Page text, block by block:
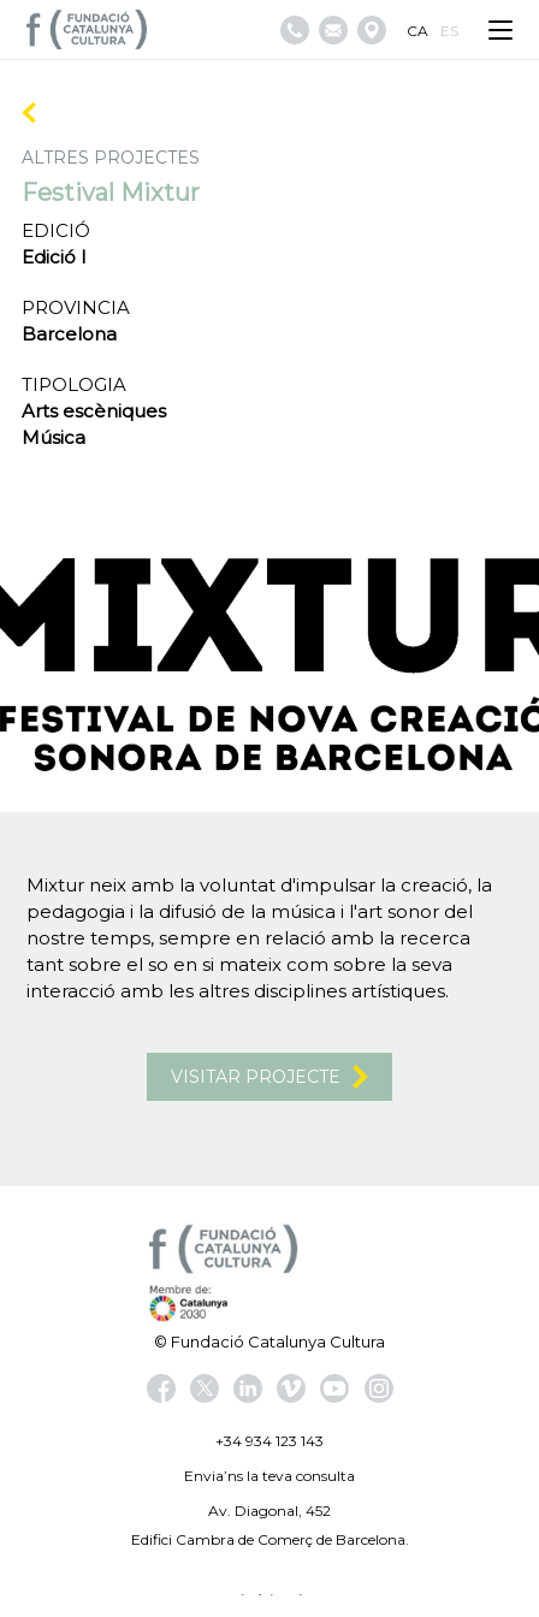
CA ES
ALTRES PROJECTES
Festival Mixtur
EDICIÓ
Edició I
PROVINCIA
Barcelona
TIPOLOGIA
Arts escèniques
Música
Mixtur neix amb la voluntat d'impulsar la creació, la
pedagogia i la difusió de la música i l'art sonor del
nostre temps, sempre en relació amb la recerca
tant sobre el so en si mateix com sobre la seva
interacció amb les altres disciplines artístiques.
VISITAR PROJECTE
© Fundació Catalunya Cultura
+34 934 123 143
Envia’ns la teva consulta
Av. Diagonal, 452
Edifici Cambra de Comerç de Barcelona.
Avís legal